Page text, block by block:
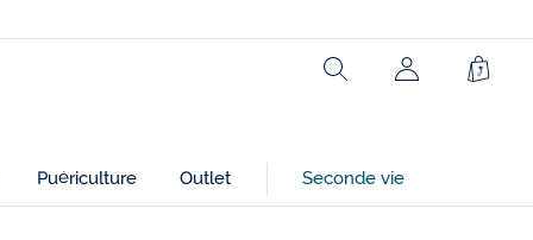
Rechercher
Puériculture Outlet Seconde vie